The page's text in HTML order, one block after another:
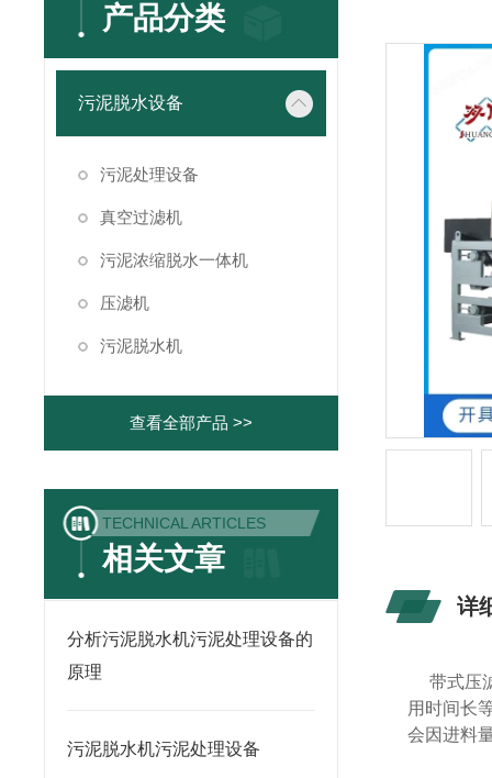
产品分类
污泥脱水设备
污泥处理设备
真空过滤机
污泥浓缩脱水一体机
压滤机
污泥脱水机
查看全部产品 >>
TECHNICAL ARTICLES
相关文章
分析污泥脱水机污泥处理设备的
原理
污泥脱水机污泥处理设备
详
带式压
用时间长
会因进料